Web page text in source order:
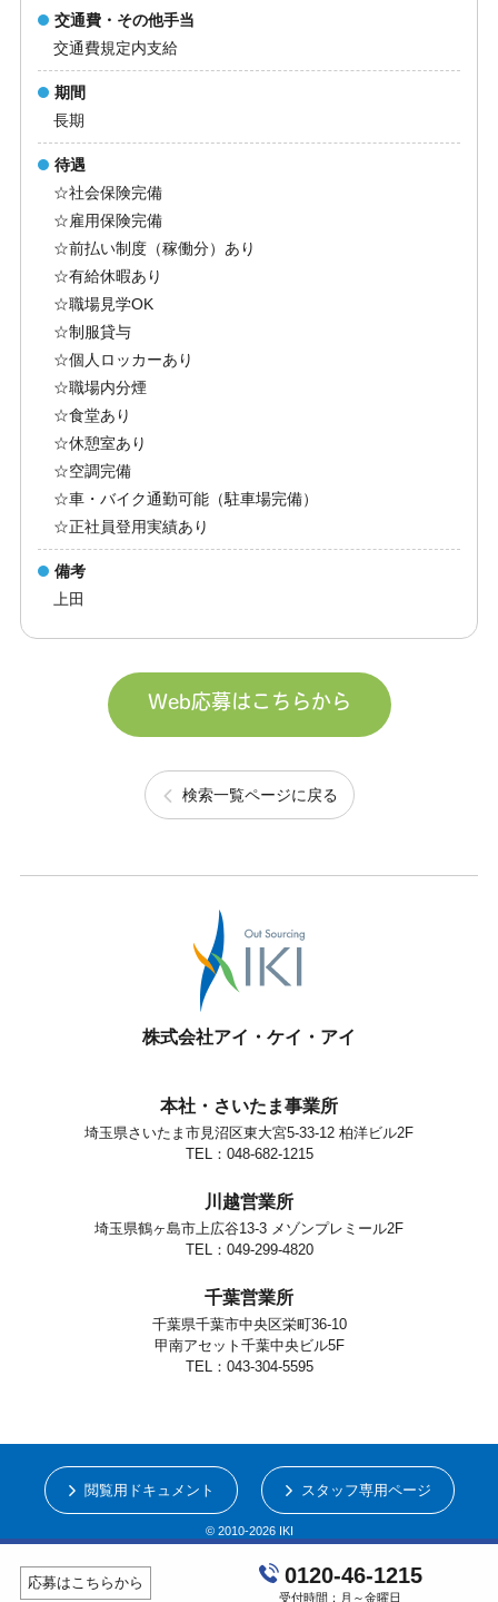
交通費・その他手当
交通費規定内支給
期間
長期
待遇
☆社会保険完備
☆雇用保険完備
☆前払い制度（稼働分）あり
☆有給休暇あり
☆職場見学OK
☆制服貸与
☆個人ロッカーあり
☆職場内分煙
☆食堂あり
☆休憩室あり
☆空調完備
☆車・バイク通勤可能（駐車場完備）
☆正社員登用実績あり
備考
上田
Web応募はこちらから
検索一覧ページに戻る
株式会社アイ・ケイ・アイ
本社・さいたま事業所
埼玉県さいたま市見沼区東大宮5-33-12 柏洋ビル2F
TEL：048-682-1215
川越営業所
埼玉県鶴ヶ島市上広谷13-3 メゾンプレミール2F
TEL：049-299-4820
千葉営業所
千葉県千葉市中央区栄町36-10
甲南アセット千葉中央ビル5F
TEL：043-304-5595
© 2010-2026 IKI
閲覧用ドキュメント スタッフ専用ページ
応募はこちらから 0120-46-1215
受付時間：月～金曜日